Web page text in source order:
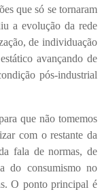
que só se tornaram
a evolução da rede
de individuação
avançando de
pós-industrial
que não tomemos
com o restante da
fala de normas, de
do consumismo no
O ponto principal é